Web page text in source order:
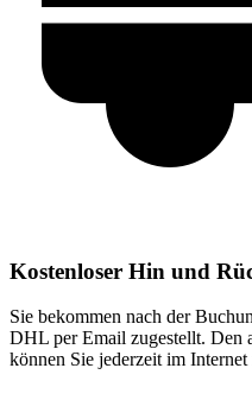
Kostenloser Hin und
Sie bekommen nach der
DHL per Email zugestellt. Den
können Sie jederzeit im